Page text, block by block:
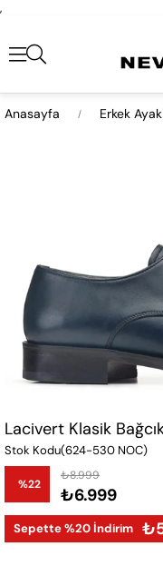
,
Anasayfa Erkek
Lacivert Klasik
Stok Kodu(624-530 NOC)
%22
İndirim
₺8.999
₺6.999
Sepette %20 İndirim